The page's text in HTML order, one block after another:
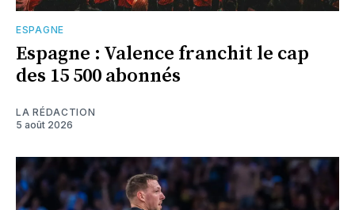
ESPAGNE
Espagne : Valence franchit le cap
des 15 500 abonnés
LA RÉDACTION
5 août 2026